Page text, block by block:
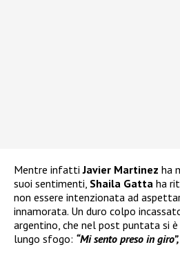
Mentre infattiJavier Martinez ha
suoi sentimenti, Shaila Gatta ha
non essere intenzionata ad
innamorata. Un duro colpo
argentino, che nel post puntata si
lungo sfogo: “Mi sento preso in giro”,